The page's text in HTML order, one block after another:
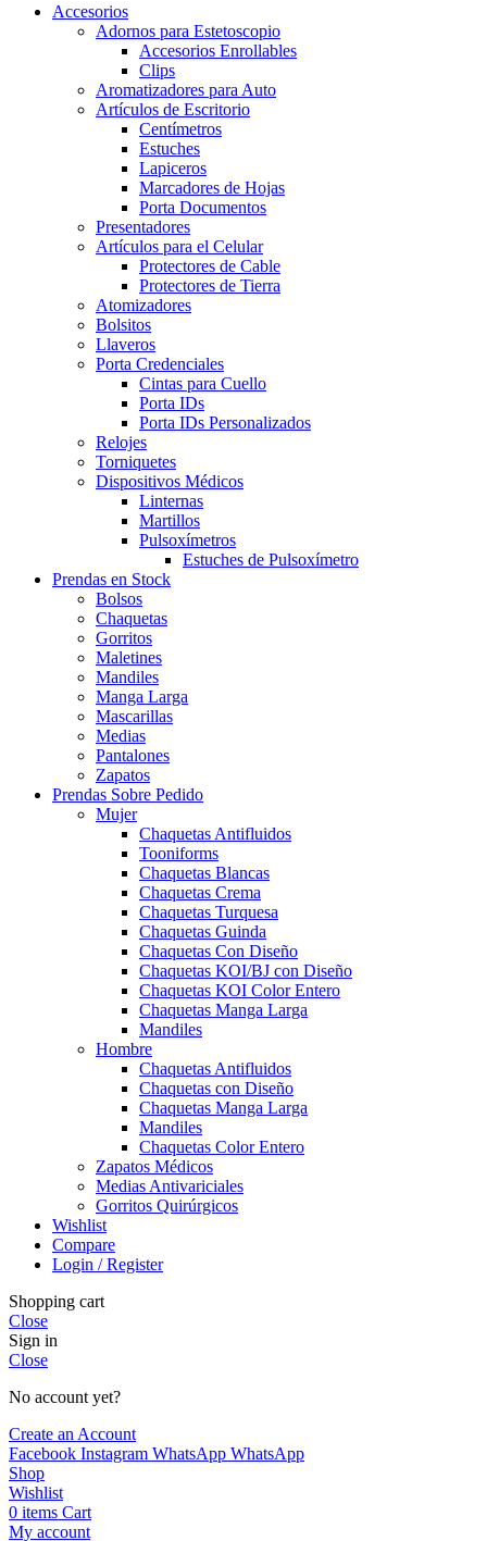
Accesorios
Adornos para Estetoscopio
Accesorios Enrollables
Clips
Aromatizadores para Auto
Artículos de Escritorio
Centímetros
Estuches
Lapiceros
Marcadores de Hojas
Porta Documentos
Presentadores
Artículos para el Celular
Protectores de Cable
Protectores de Tierra
Atomizadores
Bolsitos
Llaveros
Porta Credenciales
Cintas para Cuello
Porta IDs
Porta IDs Personalizados
Relojes
Torniquetes
Dispositivos Médicos
Linternas
Martillos
Pulsoxímetros
Estuches de Pulsoxímetro
Prendas en Stock
Bolsos
Chaquetas
Gorritos
Maletines
Mandiles
Manga Larga
Mascarillas
Medias
Pantalones
Zapatos
Prendas Sobre Pedido
Mujer
Chaquetas Antifluidos
Tooniforms
Chaquetas Blancas
Chaquetas Crema
Chaquetas Turquesa
Chaquetas Guinda
Chaquetas Con Diseño
Chaquetas KOI/BJ con Diseño
Chaquetas KOI Color Entero
Chaquetas Manga Larga
Mandiles
Hombre
Chaquetas Antifluidos
Chaquetas con Diseño
Chaquetas Manga Larga
Mandiles
Chaquetas Color Entero
Zapatos Médicos
Medias Antivariciales
Gorritos Quirúrgicos
Wishlist
Compare
Login / Register
Shopping cart
Close
Sign in
Close
No account yet?
Create an Account
Facebook Instagram WhatsApp WhatsApp
Shop
Wishlist
0 items Cart
My account